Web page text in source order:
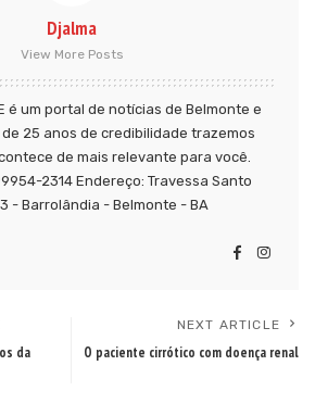
é um portal de notícias de Belmonte e
de 25 anos de credibilidade trazemos
de mais relevante para você.
2314 Endereço: Travessa Santo
- Barrolândia - Belmonte - BA
NEXT ARTICLE